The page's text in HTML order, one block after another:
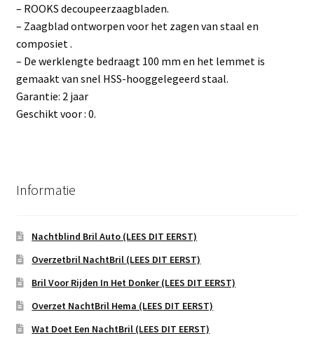
– ROOKS decoupeerzaagbladen.
– Zaagblad ontworpen voor het zagen van staal en
composiet .
– De werklengte bedraagt 100 mm en het lemmet is
gemaakt van snel HSS-hooggelegeerd staal.
Garantie: 2 jaar
Geschikt voor : 0.
Informatie
Nachtblind Bril Auto (LEES DIT EERST)
Overzetbril NachtBril (LEES DIT EERST)
Bril Voor Rijden In Het Donker (LEES DIT EERST)
Overzet NachtBril Hema (LEES DIT EERST)
Wat Doet Een NachtBril (LEES DIT EERST)